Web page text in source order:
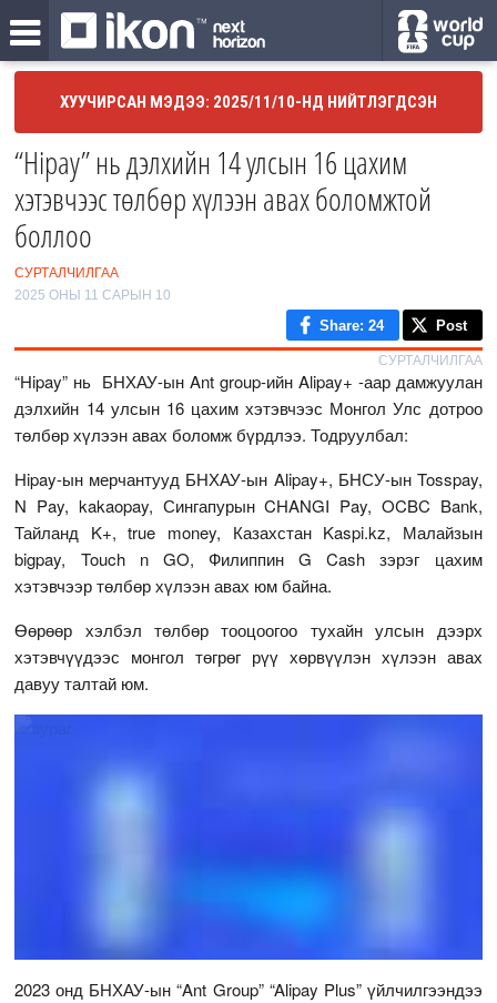
ХУУЧИРСАН МЭДЭЭ: 2025/11/10-НД НИЙТЛЭГДСЭН
“Hipay” нь дэлхийн 14 улсын 16 цахим
хэтэвчээс төлбөр хүлээн авах боломжтой
боллоо
СУРТАЛЧИЛГАА
2025 ОНЫ 11 САРЫН 10
Share: 24 Post
СУРТАЛЧИЛГАА
“Hipay” нь БНХАУ-ын Ant group-ийн Alipay+ -аар дамжуулан
дэлхийн 14 улсын 16 цахим хэтэвчээс Монгол Улс дотроо
төлбөр хүлээн авах боломж бүрдлээ. Тодруулбал:
Hipay-ын мерчантууд БНХАУ-ын Alipay+, БНСУ-ын Tosspay,
N Pay, kakaopay, Сингапурын CHANGI Pay, OCBC Bank,
Тайланд K+, true money, Казахстан Kaspi.kz, Малайзын
bigpay, Touch n GO, Филиппин G Cash зэрэг цахим
хэтэвчээр төлбөр хүлээн авах юм байна.
Өөрөөр хэлбэл төлбөр тооцоогоо тухайн улсын дээрх
хэтэвчүүдээс монгол төгрөг рүү хөрвүүлэн хүлээн авах
давуу талтай юм.
2023 онд БНХАУ-ын “Ant Group” “Alipay Plus” үйлчилгээндээ